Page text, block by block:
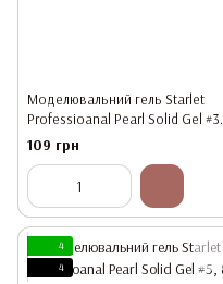
Моделювальний гель Starlet
Professioanal Pearl Solid Gel #3,
8 мл
109 грн
4
4